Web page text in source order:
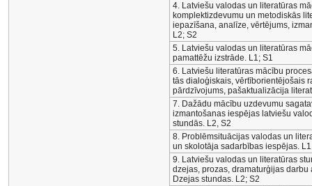
4. Latviešu valodas un literatūras
komplektizdevumu un metodiskās
iepazīšana, analīze, vērtējums,
L2; S2
5. Latviešu valodas un literatūras
pamattēžu izstrāde. L1; S1
6. Latviešu literatūras mācību
tās dialoģiskais, vērtīborientējošais
pārdzīvojums, pašaktualizācija
7. Dažādu mācību uzdevumu
izmantošanas iespējas latviešu
stundās. L2, S2
8. Problēmsituācijas valodas un
un skolotāja sadarbības iespējas.
9. Latviešu valodas un literatūras
dzejas, prozas, dramaturģijas darbu
Dzejas stundas. L2; S2